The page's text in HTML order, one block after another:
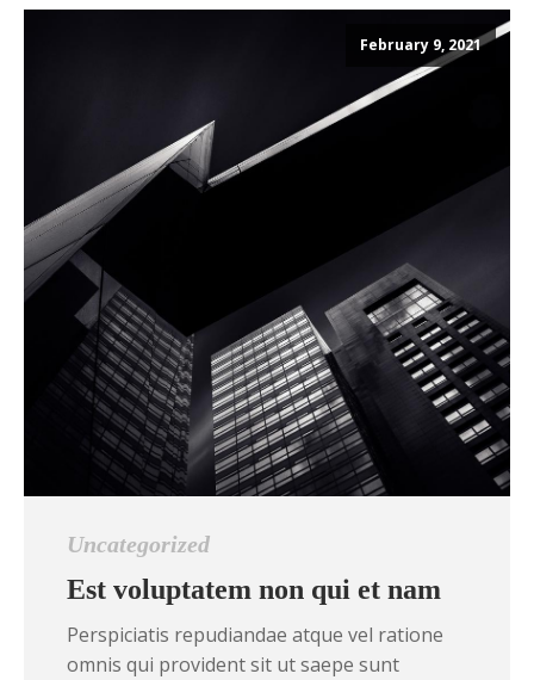
February 9, 2021
Uncategorized
Est voluptatem non qui et nam
Perspiciatis repudiandae atque vel ratione
omnis qui provident sit ut saepe sunt